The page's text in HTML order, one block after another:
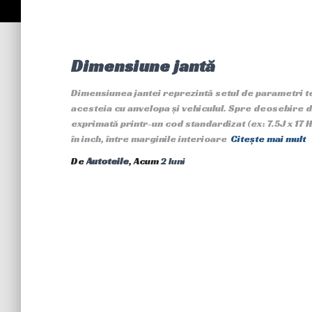
Dimensiune jantă
Dimensiunea jantei reprezintă setul de parametri
acesteia cu anvelopa și vehiculul. Spre deosebire
exprimată printr-un cod standardizat (ex: 7.5J x 17
în inch, între marginile interioare Citește mai mult
DeAutoteile, Acum2 luni